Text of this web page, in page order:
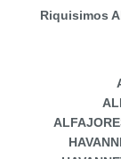
Riquisimos